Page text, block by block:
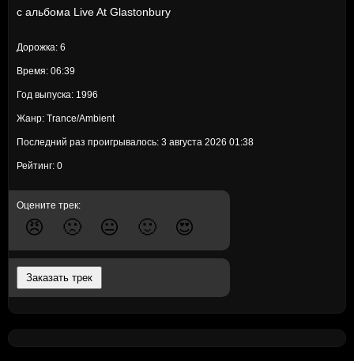
с альбома Live At Glastonbury
Дорожка: 6
Время: 06:39
Год выпуска: 1996
Жанр: Trance/Ambient
Последний раз проигрывалось: 3 августа 2026 01:38
Рейтинг: 0
Оцените трек:
😠 🙁 😐 🙂 😍
Заказать трек